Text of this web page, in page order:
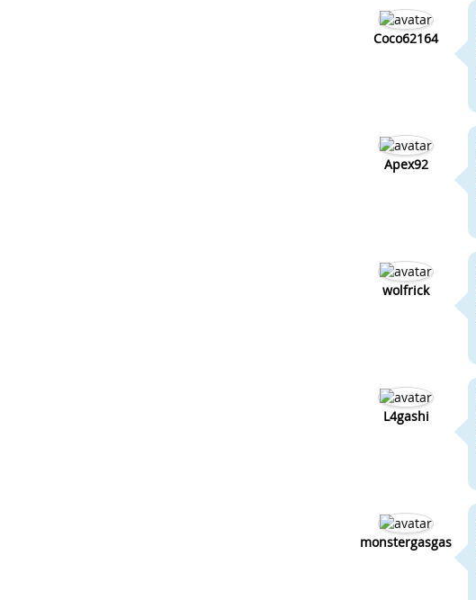
Coco62164
Apex92
wolfrick
L4gashi
monstergasgas